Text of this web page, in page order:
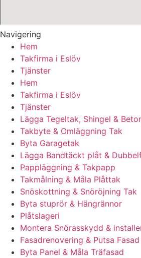
Navigering
Hem
Takfirma i Eslöv
Tjänster
Hem
Takfirma i Eslöv
Tjänster
Lägga Tegeltak, Shingel &
Takbyte & Omläggning Tak
Byta Garagetak
Lägga Bandtäckt plåt &
Pappläggning & Takpapp
Takmålning & Måla Plåttak
Snöskottning & Snöröjning Tak
Byta stuprör & Hängrännor
Plåtslageri
Montera Snörasskydd &
Fasadrenovering & Putsa Fasad
Byta Panel & Måla Träfasad